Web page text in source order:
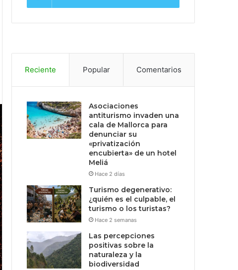
Reciente Popular Comentarios
Asociaciones
antiturismo invaden una
cala de Mallorca para
denunciar su
«privatización
encubierta» de un hotel
Meliá
Hace 2 días
Turismo degenerativo:
¿quién es el culpable, el
turismo o los turistas?
Hace 2 semanas
Las percepciones
positivas sobre la
naturaleza y la
biodiversidad